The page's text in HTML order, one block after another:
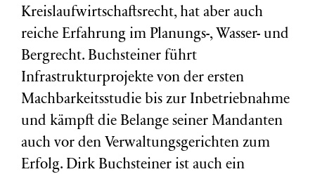
Kreislaufwirtschaftsrecht, hat aber auch
reiche Erfahrung im Planungs-, Wasser- und
Bergrecht. Buchsteiner führt
Infrastrukturprojekte von der ersten
Machbarkeitsstudie bis zur Inbetriebnahme
und kämpft die Belange seiner Mandanten
auch vor den Verwaltungsgerichten zum
Erfolg. Dirk Buchsteiner ist auch ein